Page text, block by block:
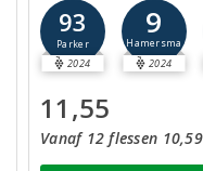
93
Parker
2024
9
Hamersma
2024
11,55
Vanaf 12 flessen